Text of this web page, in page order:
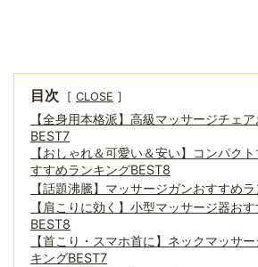
目次 CLOSE
【全身用本格派】高級マッサージチェ
BEST7
【おしゃれ＆可愛い＆安い】コンパク
すすめランキングBEST8
【話題沸騰】マッサージガンおすすめ
【肩こりに効く】小型マッサージ器お
BEST8
【首こり・スマホ首に】ネックマッサ
キングBEST7